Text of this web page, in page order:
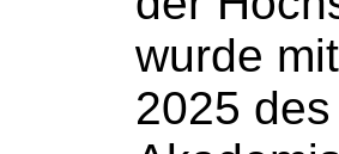
wurde
2025